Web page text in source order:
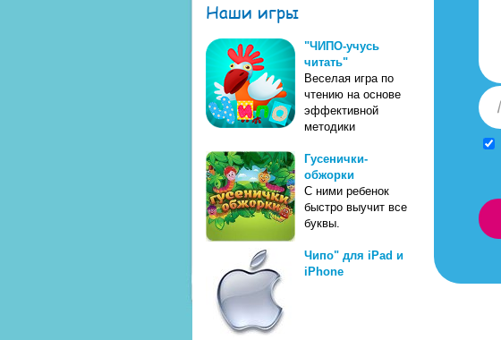
Наши игры
"ЧИПО-учусь
читать"
Веселая игра по
чтению на основе
эффективной
методики
Гусенички-
обжорки
С ними ребенок
быстро выучит все
буквы.
Чипо" для iPad и
iPhone